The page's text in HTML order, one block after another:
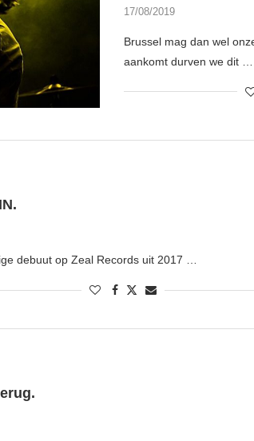
17/08/2019
Brussel mag dan wel
aankomt durven we dit …
debuut op Zeal Records uit 2017 …